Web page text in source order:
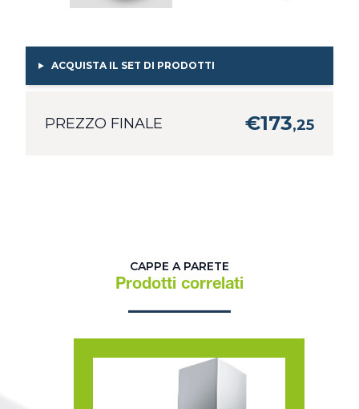
ACQUISTA IL SET DI PRODOTTI
PREZZO FINALE €173,25
CAPPE A PARETE
Prodotti correlati